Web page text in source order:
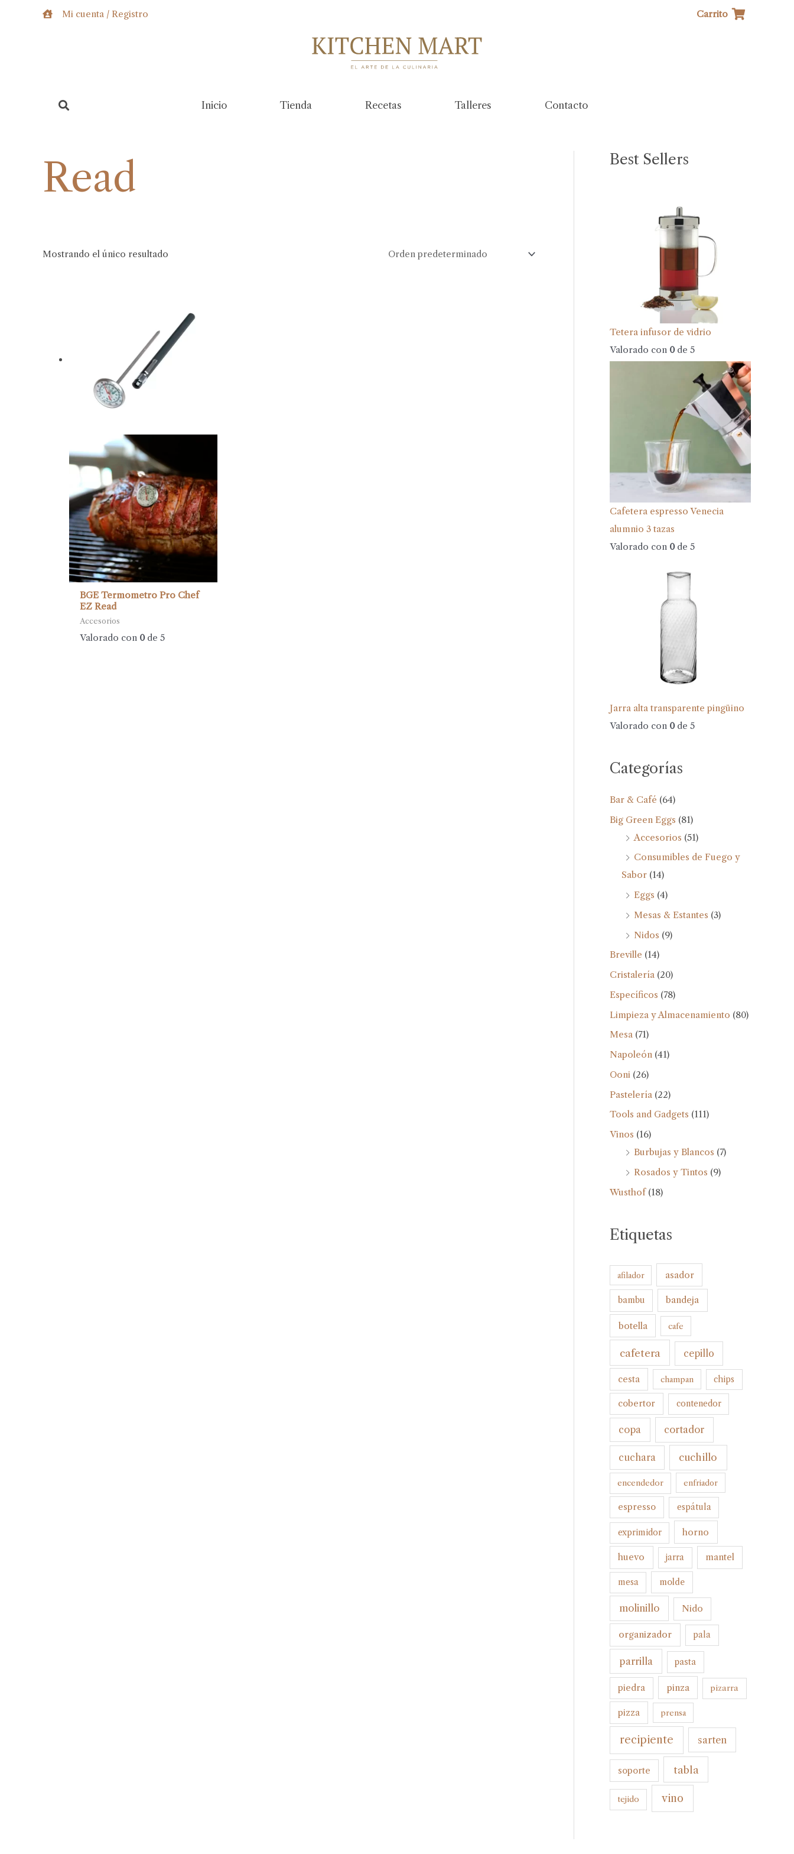
Mi cuenta / Registro Carrito
Inicio Tienda Recetas Talleres Contacto
Read
Mostrando el único resultado
BGE Termometro Pro Chef
EZ Read
Accesorios
Valorado con 0de 5
Best Sellers
Tetera infusor de vidrio
Valorado con 0de 5
Cafetera espresso Venecia
alumnio 3 tazas
Valorado con 0de 5
Jarra alta transparente pingüino
Valorado con 0de 5
Categorías
Bar & Café (64)
Big Green Eggs (81)
Accesorios (51)
Consumibles de Fuego y
Sabor (14)
Eggs (4)
Mesas & Estantes (3)
Nidos (9)
Breville (14)
Cristalería (20)
Específicos (78)
Limpieza y Almacenamiento (80)
Mesa (71)
Napoleón (41)
Ooni (26)
Pastelería (22)
Tools and Gadgets (111)
Vinos (16)
Burbujas y Blancos (7)
Rosados y Tintos (9)
Wusthof (18)
Etiquetas
afilador asador
bambu bandeja
botella cafe
cafetera cepillo
cesta champan chips
cobertor contenedor
copa cortador
cuchara cuchillo
encendedor enfriador
espresso espátula
exprimidor horno
huevo jarra mantel
mesa molde
molinillo Nido
organizador pala
parrilla pasta
piedra pinza pizarra
pizza prensa
recipiente sarten
soporte tabla
tejido vino